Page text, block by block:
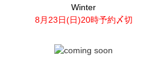
Winter
8月23日(日)20時予約〆切